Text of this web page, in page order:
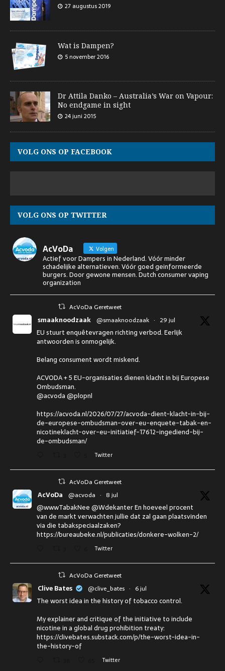
27 augustus 2019
Wat is Dampen?
5 november 2016
Dr Attila Danko – Australia’s War on Vapour:
No endgame in sight
24 juni 2015
VOLG ONS OP FACEBOOK
VOLG ONS OP TWITTER
AcVoDa Volgen
Actief voor Dampers in Nederland. Vóór minder
schadelijke alternatieven. Vóór goed geinformeerde
burgers. Door gewone mensen. Dutch consumer vaping
organization
AcVoDa Geretweet
smaaknoodzaak @smaaknoodzaak · 29 jul
EU stuurt enquêtevragen richting verbod. Eerlijk
antwoorden is onmogelijk.
Belang consument wordt miskend.
ACVODA + 5 EU-organisaties dienen klacht in bij Europese
Ombudsman.
@acvoda @plopnl
https://acvoda.nl/2026/07/27/acvoda-dient-klacht-in-bij-
de-europese-ombudsman-over-eu-enquete-tabak-en-
nicotineklacht-over-eu-initiatief-17612-ingediend-bij-
de-ombudsman/
Twitter
AcVoDa Geretweet
AcVoDa @acvoda · 8 jul
@wwwTabakNee @Wdekanter En hoeveel procent
van de markt verwachten jullie dat zal gaan plaatsvinden
via die tabakspeciaalzaken?
https://bureaubeke.nl/publicaties/donkere-wolken-2/
Twitter
AcVoDa Geretweet
Clive Bates @clive_bates · 6 jul
The worst idea in the history of tobacco control.
My explainer and critique of the initiative to include
nicotine in a global drug prohibition treaty:
https://clivebates.substack.com/p/the-worst-idea-in-
the-history-of
Twitter